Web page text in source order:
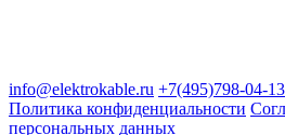
info@elektrokable.ru +7(495)798-04-13
Политика конфиденциальности
персональных данных